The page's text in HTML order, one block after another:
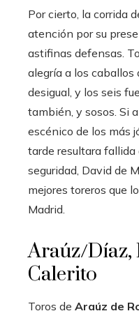
Por cierto, la corrida
atención por su
astifinas defensas.
alegría a los caballos
desigual, y los seis
también, y sosos. Si
escénico de los más
tarde resultara
seguridad, David de
mejores toreros que
Madrid.
Araúz/Díaz,
Calerito
Toros de Araúz de